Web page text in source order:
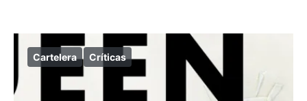
Cartelera Críticas